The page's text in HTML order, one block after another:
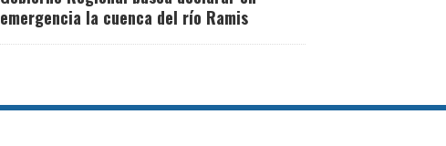
emergencia la cuenca del río Ramis